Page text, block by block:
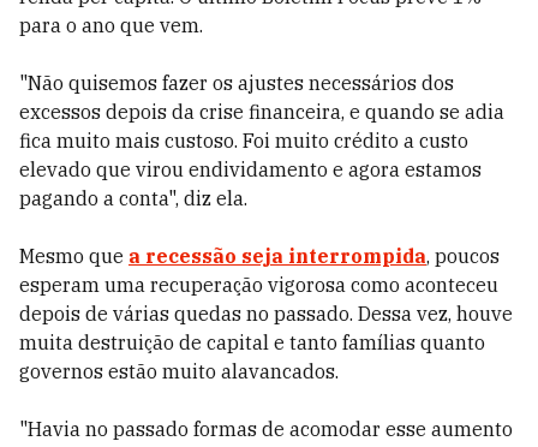
para o ano que vem.
"Não quisemos fazer os ajustes necessários dos
excessos depois da crise financeira, e quando se adia
fica muito mais custoso. Foi muito crédito a custo
elevado que virou endividamento e agora estamos
pagando a conta", diz ela.
Mesmo que a recessão seja interrompida, poucos
esperam uma recuperação vigorosa como aconteceu
depois de várias quedas no passado. Dessa vez, houve
muita destruição de capital e tanto famílias quanto
governos estão muito alavancados.
"Havia no passado formas de acomodar esse aumento